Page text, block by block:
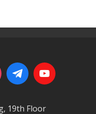
19th Floor